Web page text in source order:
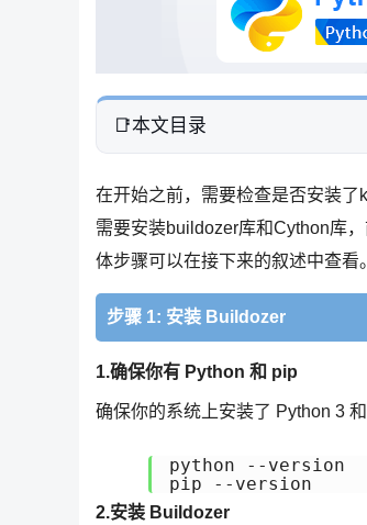
本文目录
在开始之前，需要检查是否安装
需要安装buildozer库和Cython库
体步骤可以在接下来的叙述中查看。
步骤 1: 安装 Buildozer
1.确保你有 Python 和 pip
确保你的系统上安装了 Python 3
python --version
pip --version
2.安装 Buildozer